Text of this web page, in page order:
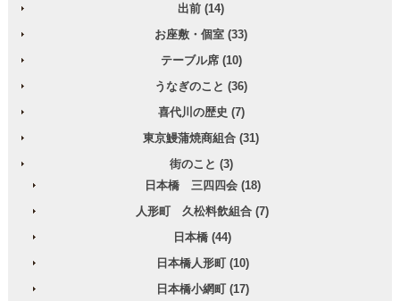
出前 (14)
お座敷・個室 (33)
テーブル席 (10)
うなぎのこと (36)
喜代川の歴史 (7)
東京鰻蒲焼商組合 (31)
街のこと (3)
日本橋 三四四会 (18)
人形町 久松料飲組合 (7)
日本橋 (44)
日本橋人形町 (10)
日本橋小網町 (17)